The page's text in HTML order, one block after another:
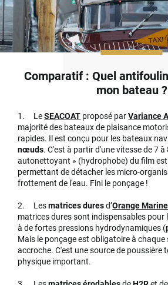
Comparatif : Quel
mon bateau ?
1. LeSEACOAT proposé parVariance
majorité des bateaux de plaisance
rapides. Il est conçu pour les bateaux
nœuds. C'est à partir d'une vitesse de 7
autonettoyant » (hydrophobe) du film est
permettant de détacher les micro-
frottement de l'eau. Fini le ponçage !
2. Lesmatrices duresd’Orange Marine
matrices dures sont indispensables pour
à de fortes pressions hydrodynamiques (
Mais le ponçage est obligatoire à
accroche. C'est une source de poussière
physique important.